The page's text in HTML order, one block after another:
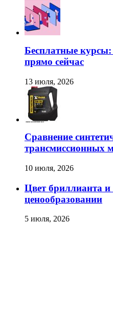
Бесплатные
прямо сейчас
13 июля, 2026
Сравнение
трансмиссионных
10 июля, 2026
Цвет бриллианта и
ценообразовании
5 июля, 2026